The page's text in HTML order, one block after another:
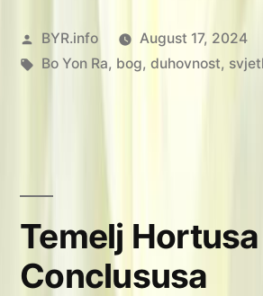
Posted
by
BYR.info August 17, 2024
Tags:
Bo Yon Ra, bog, duhovnost,
Temelj Hortusa
Conclususa